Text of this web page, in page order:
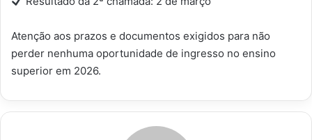
Atenção aos prazos e documentos exigidos para não
perder nenhuma oportunidade de ingresso no ensino
superior em 2026.